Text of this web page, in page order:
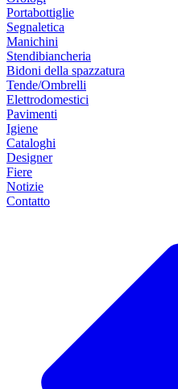
Portabottiglie
Segnaletica
Manichini
Stendibiancheria
Bidoni della spazzatura
Tende/Ombrelli
Elettrodomestici
Pavimenti
Igiene
Cataloghi
Designer
Fiere
Notizie
Contatto